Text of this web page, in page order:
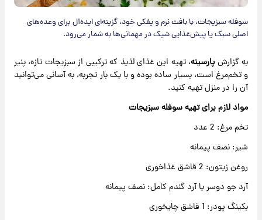
سوفله سبزیجات، با بافت نرم و پفکی خود، گزینه‌ای ایده‌آل برای وعده‌های
اصلی سبک یا پیش‌غذایی شیک در مهمانی‌ها به شمار می‌رود.
به گزارشپارسینه، تهیه این غذای لذیذ که ترکیبی از سبزیجات تازه، پنیر
و تخم‌مرغ است، بسیار ساده بوده و با یک بار تجربه، به آسانی می‌توانید
آن را در منزل تهیه کنید.
مواد لازم برای تهیه سوفله سبزیجات
تخم مرغ: 2 عدد
شیر: نصف پیمانه
روغن زیتون: 2 قاشق غذاخوری
آرد جو دوسر یا آرد گندم کامل: نصف پیمانه
بکینگ پودر: 1 قاشق چایخوری